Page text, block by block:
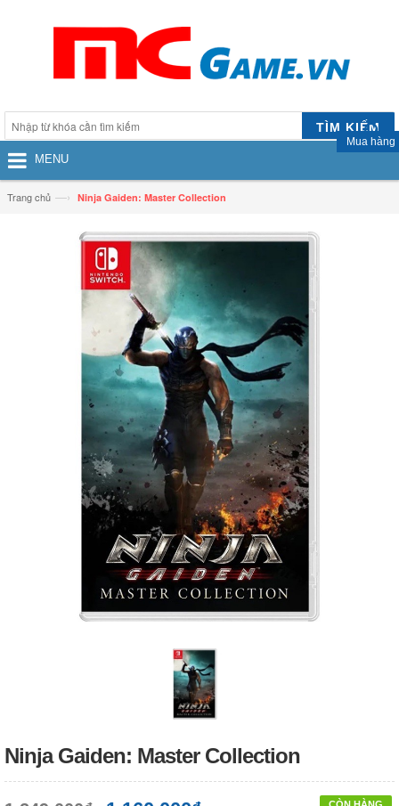
TÌM KIẾM
Mua hàng
MENU
Trang chủ —› Ninja Gaiden: Master Collection
Ninja Gaiden: Master Collection